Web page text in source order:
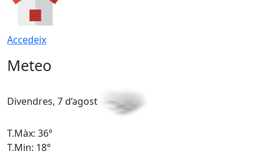
Accedeix
Meteo
Divendres, 7 d’agost
T.Màx: 36°
T.Min: 18°